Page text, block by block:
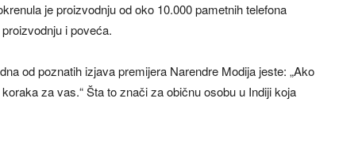
je proizvodnju od oko 10.000 pametnih telefona
i poveća.
od poznatih izjava premijera Narendre Modija jeste: „Ako
za vas.“ Šta to znači za običnu osobu u Indiji koja